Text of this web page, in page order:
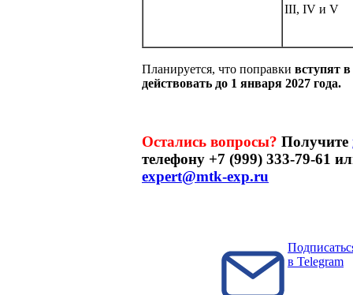
III, IV и V
Планируется, что поправки вступят в
действовать до 1 января 2027 года.
Остались вопросы? Получите
телефону +7 (999) 333-79-61
expert@mtk-exp.ru
в Telegram